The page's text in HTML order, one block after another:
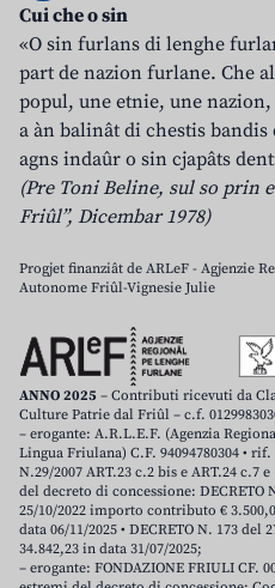
Cui che o sin
«O sin furlans di lenghe
part de nazion furlane. Che
popul, une etnie, une
a àn balinât di chestis
agns indaûr o sin cjapâts
(Pre Toni Beline, sul so prin
Friûl”, Dicembar 1978)
Progjet finanziât de ARLeF - Agjenzie
Autonome Friûl-Vignesie Julie
ANNO 2025 – Contributi ricevuti da
Culture Patrie dal Friûl – c.f.
– erogante: A.R.L.E.F. (Agenzia
Lingua Friulana) C.F. 94094780304 •
N.29/2007 ART.23 c.2 bis e ART.24 c.7 e
del decreto di concessione: DECRETO
25/10/2022 importo contributo €
data 06/11/2025 • DECRETO N. 173 del
34.842,23 in data 31/07/2025;
– erogante: FONDAZIONE FRIULI CF.